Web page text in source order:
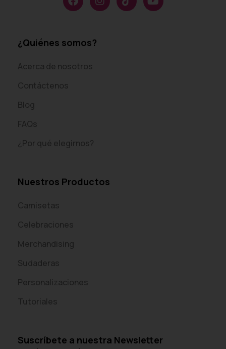
¿Quiénes somos?
Acerca de nosotros
Contáctenos
Blog
FAQs
¿Por qué elegirnos?
Nuestros Productos
Camisetas
Celebraciones
Merchandising
Sudaderas
Personalizaciones
Tutoriales
Suscríbete a nuestra Newsletter